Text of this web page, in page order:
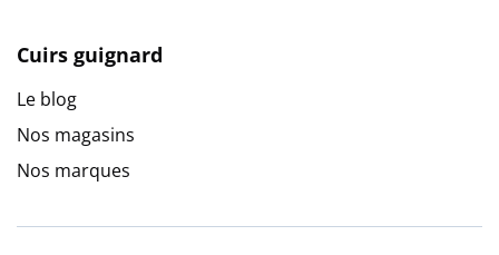
Cuirs guignard
Le blog
Nos magasins
Nos marques